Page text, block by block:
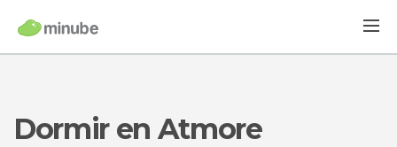
Dormir en Atmore